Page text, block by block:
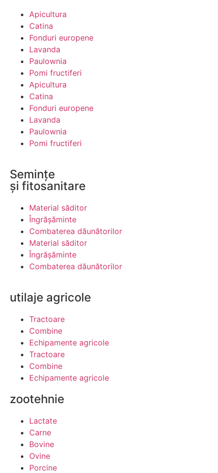
Apicultura
Catina
Fonduri europene
Lavanda
Paulownia
Pomi fructiferi
Apicultura
Catina
Fonduri europene
Lavanda
Paulownia
Pomi fructiferi
Semințe
și fitosanitare
Material săditor
Îngrășăminte
Combaterea dăunătorilor
Material săditor
Îngrășăminte
Combaterea dăunătorilor
utilaje agricole
Tractoare
Combine
Echipamente agricole
Tractoare
Combine
Echipamente agricole
zootehnie
Lactate
Carne
Bovine
Ovine
Porcine